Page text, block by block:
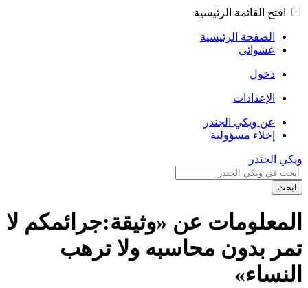
افتح القائمة الرئيسية
الصفحة الرئيسية
عشوائي
دخول
الإعدادات
عن ويكي الجندر
إخلاء مسؤولية
ويكي الجندر
ابحث
المعلومات عن «وثيقة:جرائمكم لا
تمر بدون محاسبه ولا ترهب
النساء»